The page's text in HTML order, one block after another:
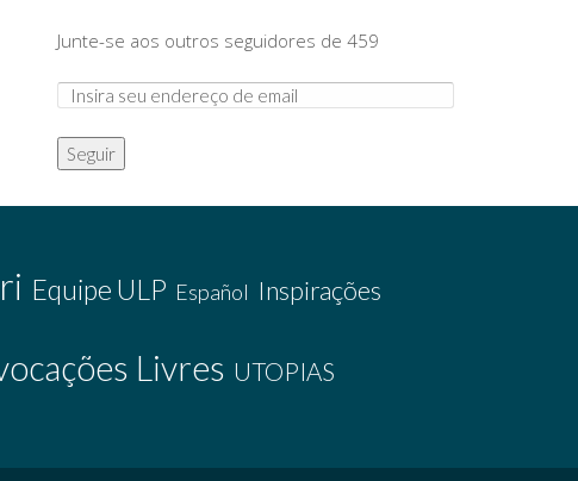
Junte-se aos outros seguidores de 459
Seguir
Equipe ULP Español Inspirações
Livres UTOPIAS